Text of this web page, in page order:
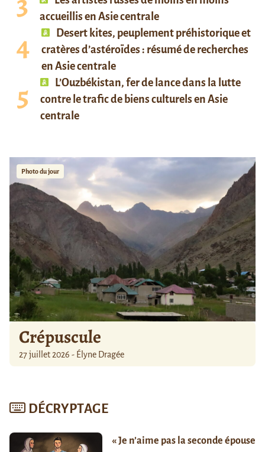
accueillis en Asie centrale
Desert kites, peuplement préhistorique et
cratères d’astéroïdes : résumé de recherches
en Asie centrale
L’Ouzbékistan, fer de lance dans la lutte
contre le trafic de biens culturels en Asie
centrale
Photo du jour
Crépuscule
27 juillet 2026 - Élyne Dragée
DÉCRYPTAGE
« Je n’aime pas la seconde épouse